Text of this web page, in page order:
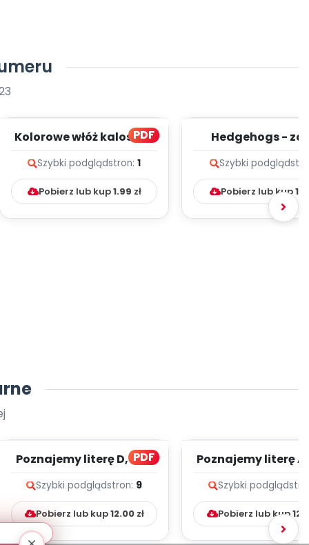
PDF
Kolorowe włóż kalosze -
Szybki podglądstron: 1
Pobierz lub kup1.99 zł
Hedgehogs -
Szybki podgląd
Pobierz lub kup
PDF
Poznajemy literę D, cz. 1
Szybki podglądstron: 9
Pobierz lub kup12.00zł
Poznajemy literę A,
Szybki podgląd
Pobierz lub kup